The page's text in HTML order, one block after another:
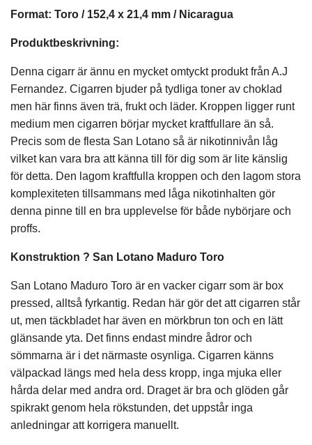
Format: Toro / 152,4 x 21,4 mm / Nicaragua
Produktbeskrivning:
Denna cigarr är ännu en mycket omtyckt produkt från A.J
Fernandez. Cigarren bjuder på tydliga toner av choklad
men här finns även trä, frukt och läder. Kroppen ligger runt
medium men cigarren börjar mycket kraftfullare än så.
Precis som de flesta San Lotano så är nikotinnivån låg
vilket kan vara bra att känna till för dig som är lite känslig
för detta. Den lagom kraftfulla kroppen och den lagom stora
komplexiteten tillsammans med låga nikotinhalten gör
denna pinne till en bra upplevelse för både nybörjare och
proffs.
Konstruktion ? San Lotano Maduro Toro
San Lotano Maduro Toro är en vacker cigarr som är box
pressed, alltså fyrkantig. Redan här gör det att cigarren står
ut, men täckbladet har även en mörkbrun ton och en lätt
glänsande yta. Det finns endast mindre ådror och
sömmarna är i det närmaste osynliga. Cigarren känns
välpackad längs med hela dess kropp, inga mjuka eller
hårda delar med andra ord. Draget är bra och glöden går
spikrakt genom hela rökstunden, det uppstår inga
anledningar att korrigera manuellt.